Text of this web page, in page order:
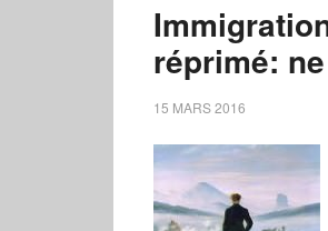
réprimé:
15 MARS 2016